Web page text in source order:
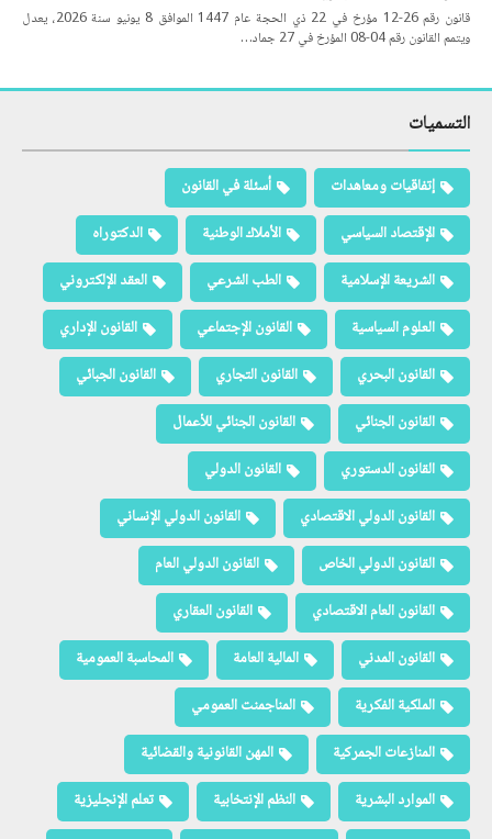
قانون رقم 26-12 مؤرخ في 22 ذي الحجة عام 1447 الموافق 8 يونيو سنة 2026، يعدل
ويتمم القانون رقم 04-08 المؤرخ في 27 جماد…
التسميات
إتفاقيات ومعاهدات
أسئلة في القانون
الإقتصاد السياسي
الأملاك الوطنية
الدكتوراه
الشريعة الإسلامية
الطب الشرعي
العقد الإلكتروني
العلوم السياسية
القانون الإجتماعي
القانون الإداري
القانون البحري
القانون التجاري
القانون الجبائي
القانون الجنائي
القانون الجنائي للأعمال
القانون الدستوري
القانون الدولي
القانون الدولي الاقتصادي
القانون الدولي الإنساني
القانون الدولي الخاص
القانون الدولي العام
القانون العام الاقتصادي
القانون العقاري
القانون المدني
المالية العامة
المحاسبة العمومية
الملكية الفكرية
المناجمنت العمومي
المنازعات الجمركية
المهن القانونية والقضائية
الموارد البشرية
النظم الإنتخابية
تعلم الإنجليزية